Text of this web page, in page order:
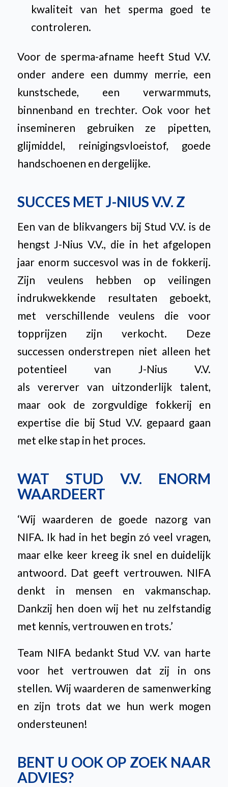
kwaliteit van het sperma goed te
controleren.
Voor de sperma-afname heeft Stud V.V.
onder andere een dummy merrie, een
kunstschede, een verwarmmuts,
binnenband en trechter. Ook voor het
insemineren gebruiken ze pipetten,
glijmiddel, reinigingsvloeistof, goede
handschoenen en dergelijke.
SUCCES MET J-NIUS V.V. Z
Een van de blikvangers bij Stud V.V. is de
hengst J-Nius V.V., die in het afgelopen
jaar enorm succesvol was in de fokkerij.
Zijn veulens hebben op veilingen
indrukwekkende resultaten geboekt,
met verschillende veulens die voor
topprijzen zijn verkocht. Deze
successen onderstrepen niet alleen het
potentieel van J-Nius V.V.
als vererver van uitzonderlijk talent,
maar ook de zorgvuldige fokkerij en
expertise die bij Stud V.V. gepaard gaan
met elke stap in het proces.
WAT STUD V.V. ENORM
WAARDEERT
‘Wij waarderen de goede nazorg van
NIFA. Ik had in het begin zó veel vragen,
maar elke keer kreeg ik snel en duidelijk
antwoord. Dat geeft vertrouwen. NIFA
denkt in mensen en vakmanschap.
Dankzij hen doen wij het nu zelfstandig
met kennis, vertrouwen en trots.’
Team NIFA bedankt Stud V.V. van harte
voor het vertrouwen dat zij in ons
stellen. Wij waarderen de samenwerking
en zijn trots dat we hun werk mogen
ondersteunen!
BENT U OOK OP ZOEK NAAR
ADVIES?